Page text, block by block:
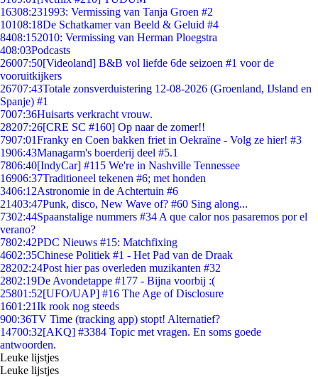
16308:231993: Vermissing van Tanja Groen #2
10108:18De Schatkamer van Beeld & Geluid #4
8408:152010: Vermissing van Herman Ploegstra
408:03Podcasts
26007:50[Videoland] B&B vol liefde 6de seizoen #1 voor de
vooruitkijkers
26707:43Totale zonsverduistering 12-08-2026 (Groenland, IJsland en
Spanje) #1
7007:36Huisarts verkracht vrouw.
28207:26[CRE SC #160] Op naar de zomer!!
7907:01Franky en Coen bakken friet in Oekraïne - Volg ze hier! #3
1906:43Managarm's boerderij deel #5.1
7806:40[IndyCar] #115 We're in Nashville Tennessee
16906:37Traditioneel tekenen #6; met honden
3406:12Astronomie in de Achtertuin #6
21403:47Punk, disco, New Wave of? #60 Sing along...
7302:44Spaanstalige nummers #34 A que calor nos pasaremos por el
verano?
7802:42PDC Nieuws #15: Matchfixing
4602:35Chinese Politiek #1 - Het Pad van de Draak
28202:24Post hier pas overleden muzikanten #32
2802:19De Avondetappe #177 - Bijna voorbij :(
25801:52[UFO/UAP] #16 The Age of Disclosure
1601:21Ik rook nog steeds
900:36TV Time (tracking app) stopt! Alternatief?
14700:32[AKQ] #3384 Topic met vragen. En soms goede
antwoorden.
Leuke lijstjes
Leuke lijstjes